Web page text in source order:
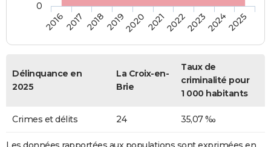
20162017 20182019202020212022202320242025
0
Délinquance en
2025
La Croix-en-
Brie
Taux de
criminalité pour
1 000 habitants
Crimes et délits 24 35,07 ‰